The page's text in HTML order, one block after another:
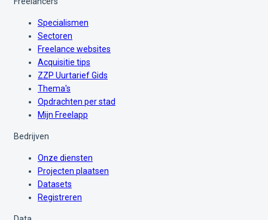
Specialismen
Sectoren
Freelance websites
Acquisitie tips
ZZP Uurtarief Gids
Thema's
Opdrachten per stad
Mijn Freelapp
Bedrijven
Onze diensten
Projecten plaatsen
Datasets
Registreren